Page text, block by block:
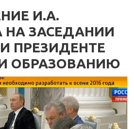
И.А.
НА ЗАСЕДАНИИ
ПРЕЗИДЕНТЕ
ОБРАЗОВАНИЮ